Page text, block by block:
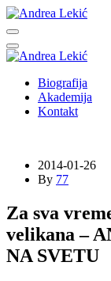
Biografija
Akademija
Kontakt
2014-01-26
By 77
Za sva
velikana –
NA SVETU